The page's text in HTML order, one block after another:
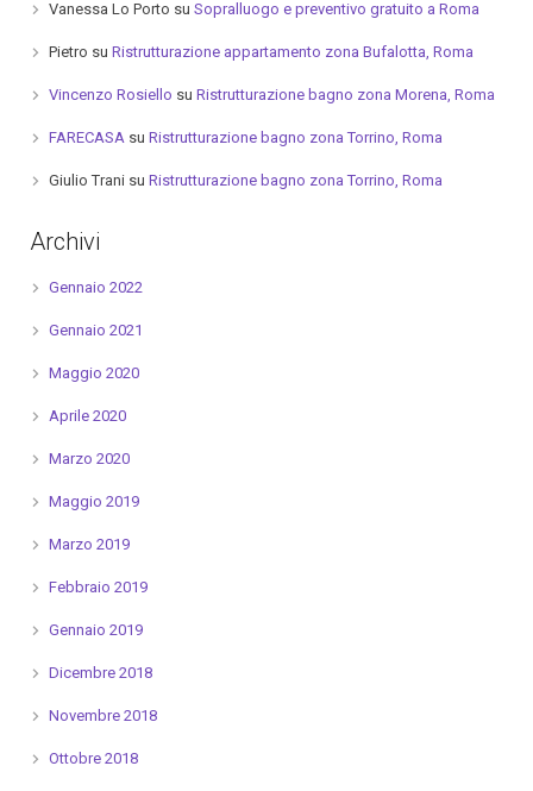
Vanessa Lo Porto su Sopralluogo e preventivo gratuito a Roma
Pietro su Ristrutturazione appartamento zona Bufalotta, Roma
Vincenzo Rosiello su Ristrutturazione bagno zona Morena, Roma
FARECASAsu Ristrutturazione bagno zona Torrino, Roma
Giulio Tranisu Ristrutturazione bagno zona Torrino, Roma
Archivi
Gennaio 2022
Gennaio 2021
Maggio 2020
Aprile 2020
Marzo 2020
Maggio 2019
Marzo 2019
Febbraio 2019
Gennaio 2019
Dicembre 2018
Novembre 2018
Ottobre 2018